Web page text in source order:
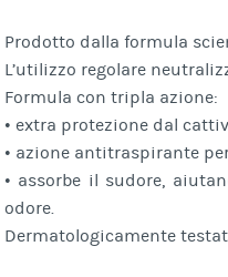
Prodotto dalla formula
L’utilizzo regolare
Formula con tripla azione:
• extra protezione dal
• azione antitraspirante
• assorbe il sudore,
odore.
Dermatologicamente